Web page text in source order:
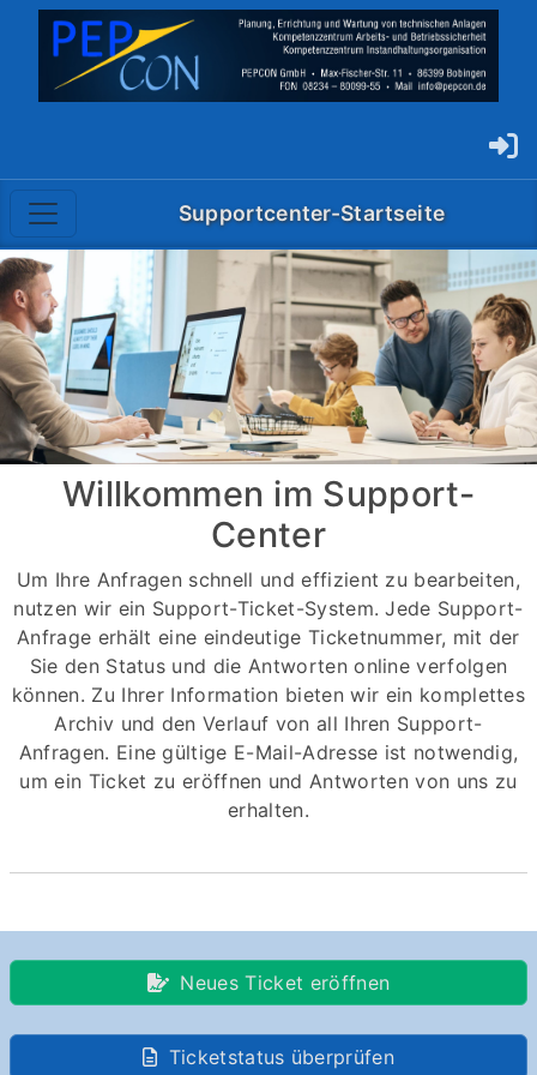
Supportcenter-Startseite
Willkommen im Support-
Center
Um Ihre Anfragen schnell und effizient zu bearbeiten,
nutzen wir ein Support-Ticket-System. Jede Support-
Anfrage erhält eine eindeutige Ticketnummer, mit der
Sie den Status und die Antworten online verfolgen
können. Zu Ihrer Information bieten wir ein komplettes
Archiv und den Verlauf von all Ihren Support-
Anfragen. Eine gültige E-Mail-Adresse ist notwendig,
um ein Ticket zu eröffnen und Antworten von uns zu
erhalten.
Neues Ticket eröffnen
Ticketstatus überprüfen